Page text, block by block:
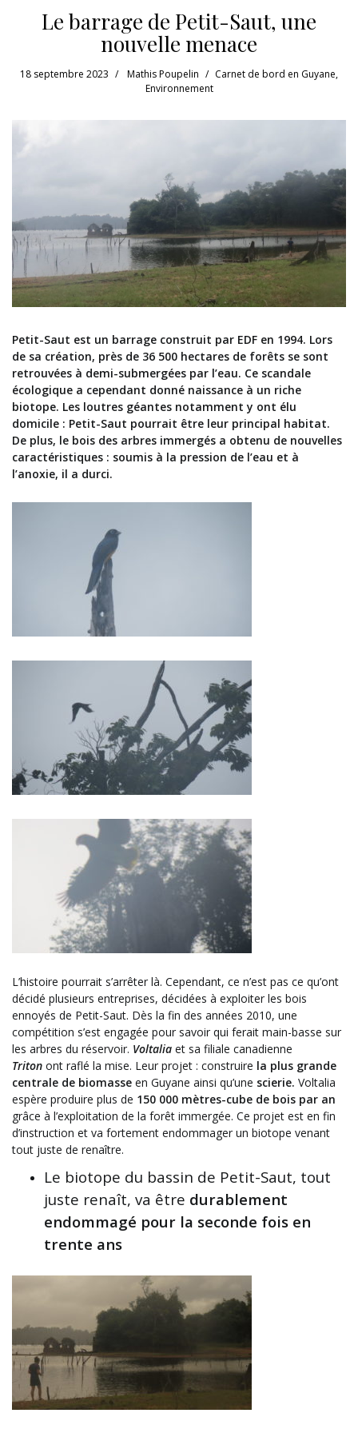
Le barrage de Petit-Saut, une
nouvelle menace
18 septembre 2023 Mathis Poupelin Carnet de bord en Guyane,
Environnement
Petit-Saut est un barrage construit par EDF en 1994. Lors
de sa création, près de 36 500 hectares de forêts se sont
retrouvées à demi-submergées par l’eau. Ce scandale
écologique a cependant donné naissance à un riche
biotope. Les loutres géantes notamment y ont élu
domicile : Petit-Saut pourrait être leur principal habitat.
De plus, le bois des arbres immergés a obtenu de nouvelles
caractéristiques : soumis à la pression de l’eau et à
l’anoxie, il a durci.
L’histoire pourrait s’arrêter là. Cependant, ce n’est pas ce qu’ont
décidé plusieurs entreprises, décidées à exploiter les bois
ennoyés de Petit-Saut. Dès la fin des années 2010, une
compétition s’est engagée pour savoir qui ferait main-basse sur
les arbres du réservoir. Voltalia et sa filiale canadienne
Triton ont raflé la mise. Leur projet : construire la plus grande
centrale de biomasse en Guyane ainsi qu’une scierie. Voltalia
espère produire plus de 150 000 mètres-cube de bois par an
grâce à l’exploitation de la forêt immergée. Ce projet est en fin
d’instruction et va fortement endommager un biotope venant
tout juste de renaître.
Le biotope du bassin de Petit-Saut, tout
juste renaît, va être durablement
endommagé pour la seconde fois en
trente ans